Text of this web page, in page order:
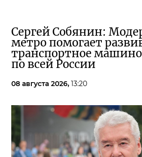
Сергей Собянин:
метро помогает
транспортное
по всей России
08 августа 2026, 13:20